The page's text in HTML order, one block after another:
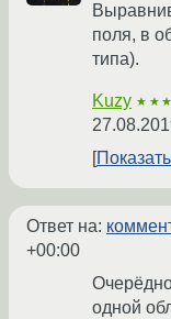
поля, в
типа).
Kuzy ★★★
Ответ на:
+00:00
одной